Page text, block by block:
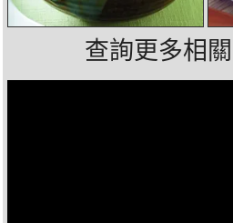
查詢更多相